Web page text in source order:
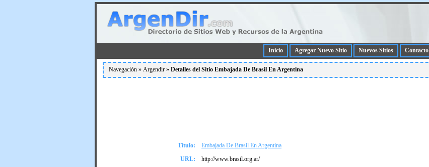
Inicio Agregar Nuevo Sitio Nuevos Sitios Contacto
Navegación » Argendir » Detalles del Sitio Embajada De Brasil En Argentina
Título:
Embajada De Brasil En Argentina
URL:
http://www.brasil.org.ar/